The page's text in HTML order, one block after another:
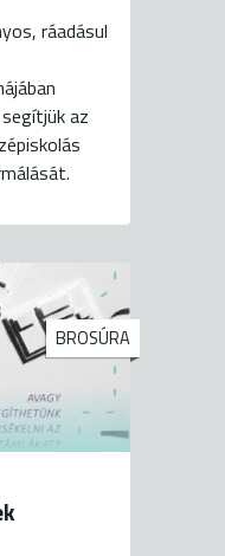
ráadásul
az
BROSÚRA